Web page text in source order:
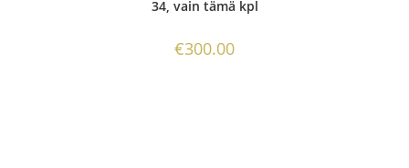
34, vain tämä kpl
€300.00